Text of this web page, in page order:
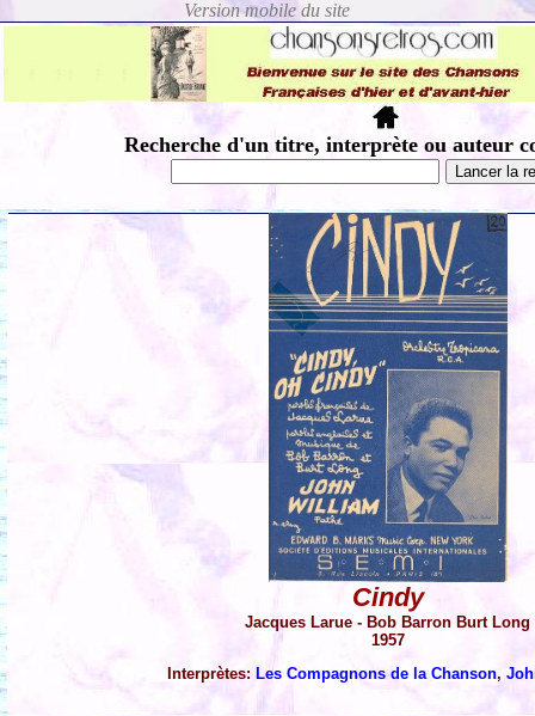
Recherche d'un titre, interprète ou auteur
Cindy
Jacques Larue - Bob Barron Burt Long
1957
Interprètes: Les Compagnons de la Chanson,